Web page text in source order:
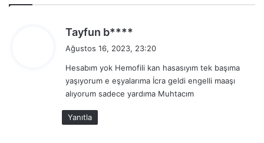
Tayfun b****
i
k
i
Ağustos 16, 2023, 23:20
Hesabım yok Hemofili kan hasasıyım tek başıma
yaşıyorum e eşyalarıma İcra geldi engelli maaşı
alıyorum sadece yardıma Muhtacım
Yanıtla